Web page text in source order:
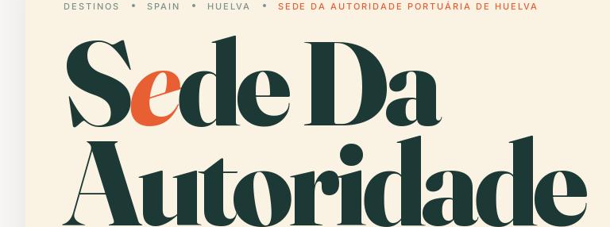
DESTINOS SPAIN HUELVA SEDE DA AUTORIDADE PORTUÁRIA DE HUELVA
Sede Da
Autoridade